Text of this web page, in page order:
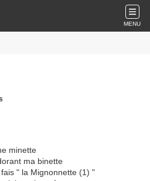
MENU
minette
ma binette
" la Mignonnette (1) "